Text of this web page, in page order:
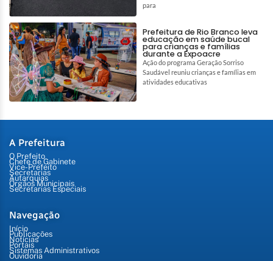
para
Prefeitura de Rio Branco leva
educação em saúde bucal
para crianças e famílias
durante a Expoacre
Ação do programa Geração Sorriso
Saudável reuniu crianças e famílias em
atividades educativas
A Prefeitura
O Prefeito
Chefe de Gabinete
Vice-Prefeito
Secretarias
Autarquias
Órgãos Municipais
Secretarias Especiais
Navegação
Início
Publicações
Notícias
Portais
Sistemas Administrativos
Ouvidoria